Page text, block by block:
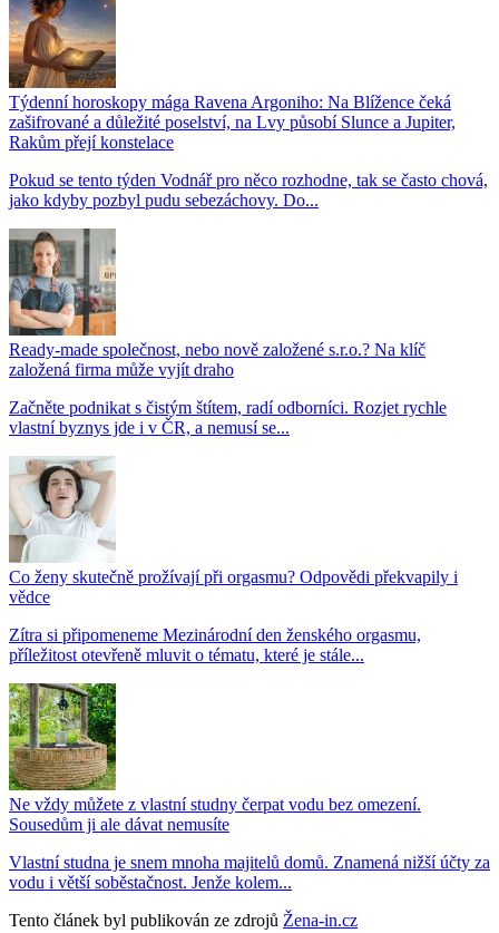
Týdenní horoskopy mága Ravena Argoniho: Na Blížence čeká
zašifrované a důležité poselství, na Lvy působí Slunce a Jupiter,
Rakům přejí konstelace
Pokud se tento týden Vodnář pro něco rozhodne, tak se často chová,
jako kdyby pozbyl pudu sebezáchovy. Do...
Ready-made společnost, nebo nově založené s.r.o.? Na klíč
založená firma může vyjít draho
Začněte podnikat s čistým štítem, radí odborníci. Rozjet rychle
vlastní byznys jde i v ČR, a nemusí se...
Co ženy skutečně prožívají při orgasmu? Odpovědi překvapily i
vědce
Zítra si připomeneme Mezinárodní den ženského orgasmu,
příležitost otevřeně mluvit o tématu, které je stále...
Ne vždy můžete z vlastní studny čerpat vodu bez omezení.
Sousedům ji ale dávat nemusíte
Vlastní studna je snem mnoha majitelů domů. Znamená nižší účty za
vodu i větší soběstačnost. Jenže kolem...
Tento článek byl publikován ze zdrojů Žena-in.cz